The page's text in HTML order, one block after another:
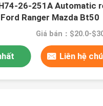
26-251A Automatic
Ranger Mazda Bt50
Giá bán：$20.0-
Liên hệ